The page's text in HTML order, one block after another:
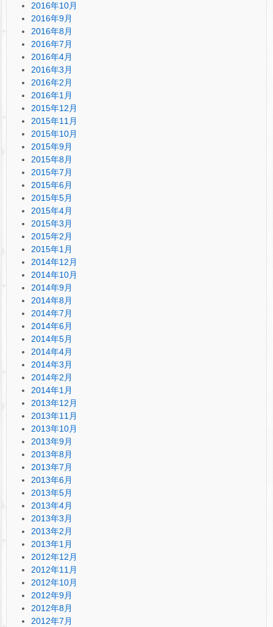
2016年10月
2016年9月
2016年8月
2016年7月
2016年4月
2016年3月
2016年2月
2016年1月
2015年12月
2015年11月
2015年10月
2015年9月
2015年8月
2015年7月
2015年6月
2015年5月
2015年4月
2015年3月
2015年2月
2015年1月
2014年12月
2014年10月
2014年9月
2014年8月
2014年7月
2014年6月
2014年5月
2014年4月
2014年3月
2014年2月
2014年1月
2013年12月
2013年11月
2013年10月
2013年9月
2013年8月
2013年7月
2013年6月
2013年5月
2013年4月
2013年3月
2013年2月
2013年1月
2012年12月
2012年11月
2012年10月
2012年9月
2012年8月
2012年7月